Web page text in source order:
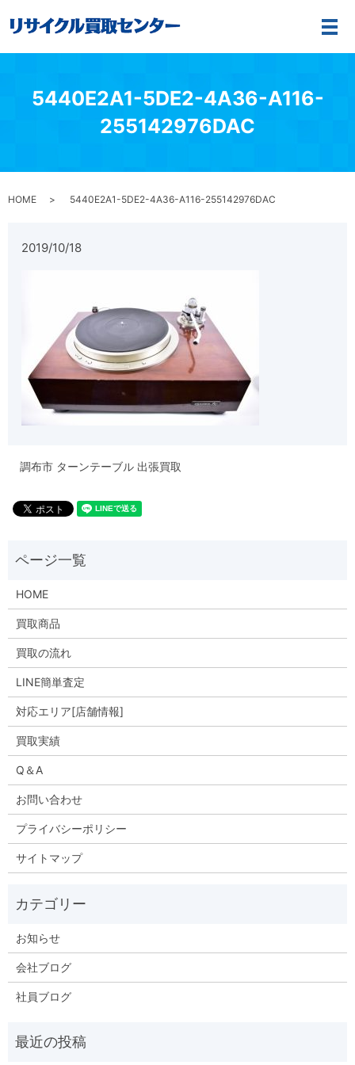
メ
5440E2A1-5DE2-4A36-A116-
255142976DAC
HOME 5440E2A1-5DE2-4A36-A116-255142976DAC
2019/10/18
調布市 ターンテーブル 出張買取
HOME
買取商品
買取の流れ
LINE簡単査定
対応エリア[店舗情報]
買取実績
Q＆A
お問い合わせ
プライバシーポリシー
サイトマップ
お知らせ
会社ブログ
社員ブログ